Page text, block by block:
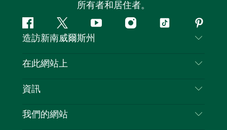
所有者和居住者。
Facebook嘰
嘰
喳
Youtube Instagram
抖
造訪新南威爾斯州
聯絡我們
隱私
Cookie 通知
在此網站上
目的地
新南威爾士州公路旅行
資訊
旅行資訊
我們的網站